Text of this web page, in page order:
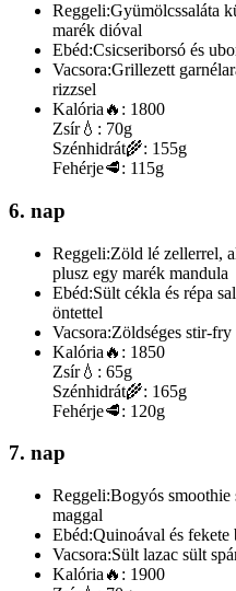
Reggeli:Gyümölcssaláta
marék dióval
Ebéd:Csicseriborsó és
Vacsora:Grillezett
rizzsel
Kalória 🔥: 1800
Zsír💧: 70g
Szénhidrát🌾: 155g
Fehérje🥩: 115g
6. nap
Reggeli:Zöld lé zellerrel,
plusz egy marék mandula
Ebéd:Sült cékla és répa
öntettel
Vacsora:Zöldséges stir-
Kalória 🔥: 1850
Zsír💧: 65g
Szénhidrát🌾: 165g
Fehérje🥩: 120g
7. nap
Reggeli:Bogyós smoothie
maggal
Ebéd:Quinoával és fekete
Vacsora:Sült lazac sült
Kalória 🔥: 1900